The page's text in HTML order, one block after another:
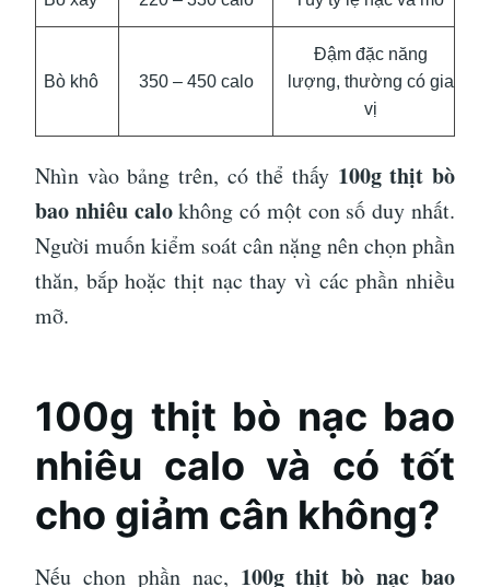
Bò khô 350 – 450 calo
Đậm đặc năng
lượng, thường có gia
vị
Nhìn vào bảng trên, có thể thấy 100g thịt bò
bao nhiêu calokhông có một con số duy nhất.
Người muốn kiểm soát cân nặng nên chọn phần
thăn, bắp hoặc thịt nạc thay vì các phần nhiều
mỡ.
100g thịt bò nạc bao
nhiêu calo và có tốt
cho giảm cân không?
Nếu chọn phần nạc, 100g thịt bò nạc bao